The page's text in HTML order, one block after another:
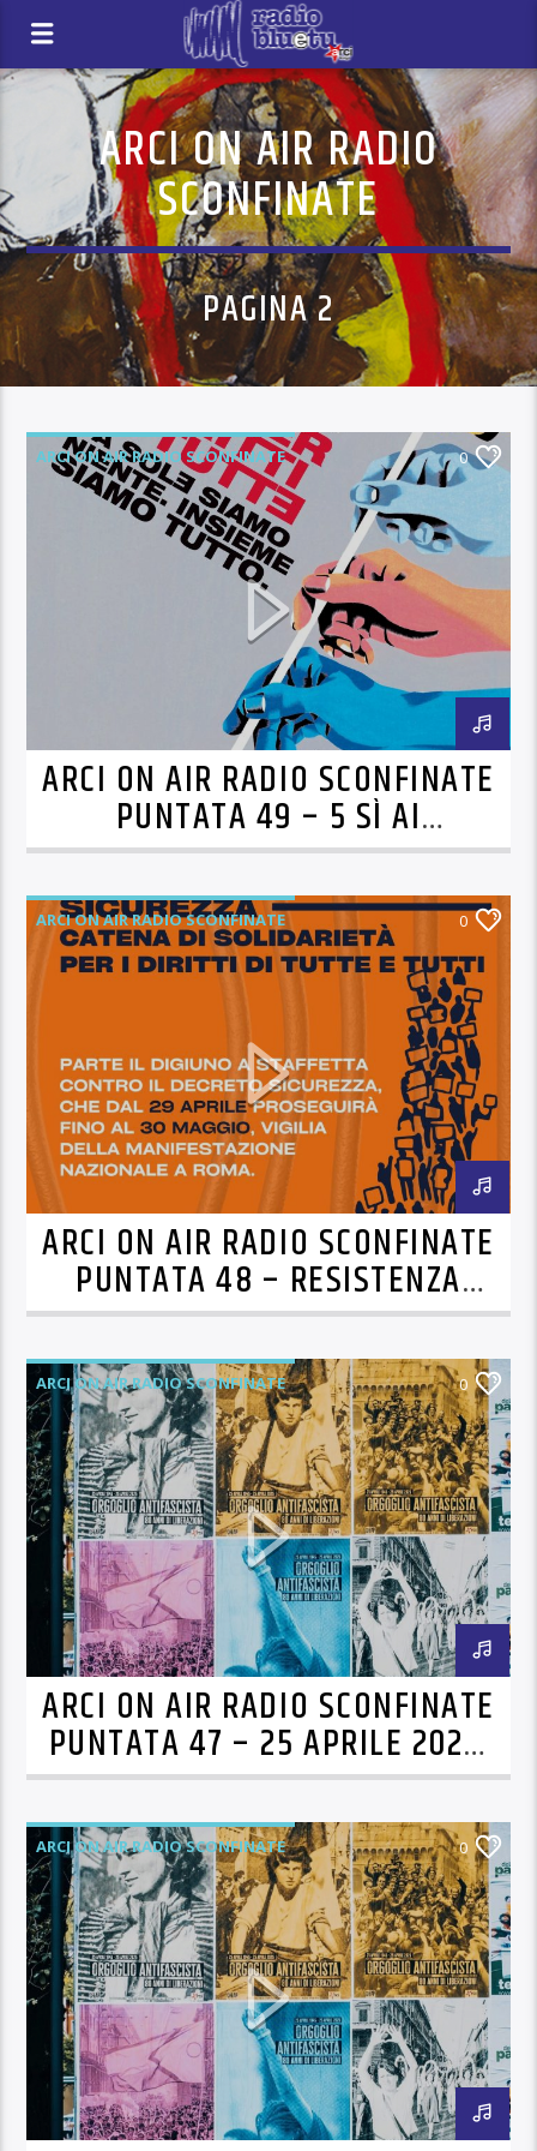
ARCI ON AIR RADIO
SCONFINATE
PAGINA 2
ARCI ON AIR RADIO SCONFINATE 0
ARCI ON AIR RADIO SCONFINATE
PUNTATA 49 – 5 SÌ AI
REFERENDUM PER I DIRITTI DI
TUTTꞫ
ARCI ON AIR RADIO SCONFINATE 0
ARCI ON AIR RADIO SCONFINATE
PUNTATA 48 – RESISTENZA
CIVILE CONTRO IL DECRETO
SICUREZZA
ARCI ON AIR RADIO SCONFINATE 0
ARCI ON AIR RADIO SCONFINATE
PUNTATA 47 – 25 APRILE 2025,
80 ANNI DI LIBERAZIONI!
ARCI ON AIR RADIO SCONFINATE 0